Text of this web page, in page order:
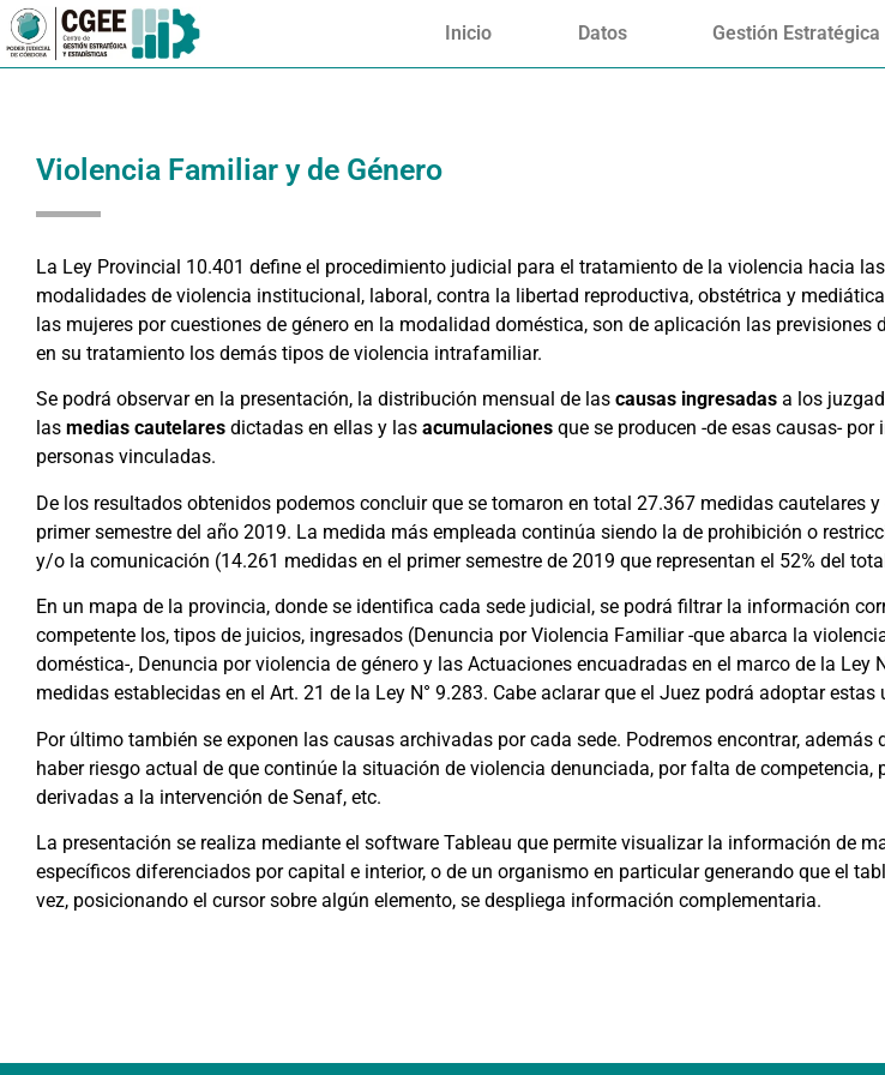
Inicio Datos Gestión Estratégica
Violencia Familiar y de Género
La Ley Provincial 10.401 define el procedimiento judicial para el tratamiento de la violencia hacia
modalidades de violencia institucional, laboral, contra la libertad reproductiva, obstétrica y
las mujeres por cuestiones de género en la modalidad doméstica, son de aplicación las previsiones
en su tratamiento los demás tipos de violencia intrafamiliar.
Se podrá observar en la presentación, la distribución mensual de las causas ingresadas a los
las medias cautelares dictadas en ellas y las acumulaciones que se producen -de esas causas-
personas vinculadas.
De los resultados obtenidos podemos concluir que se tomaron en total 27.367 medidas cautelares
primer semestre del año 2019. La medida más empleada continúa siendo la de prohibición o
y/o la comunicación (14.261 medidas en el primer semestre de 2019 que representan el 52% del
En un mapa de la provincia, donde se identifica cada sede judicial, se podrá filtrar la información
competente los, tipos de juicios, ingresados (Denuncia por Violencia Familiar -que abarca la
doméstica-, Denuncia por violencia de género y las Actuaciones encuadradas en el marco de la Ley
medidas establecidas en el Art. 21 de la Ley N° 9.283. Cabe aclarar que el Juez podrá adoptar
Por último también se exponen las causas archivadas por cada sede. Podremos encontrar,
haber riesgo actual de que continúe la situación de violencia denunciada, por falta de
derivadas a la intervención de Senaf, etc.
La presentación se realiza mediante el software Tableau que permite visualizar la información de
específicos diferenciados por capital e interior, o de un organismo en particular generando que el
vez, posicionando el cursor sobre algún elemento, se despliega información complementaria.